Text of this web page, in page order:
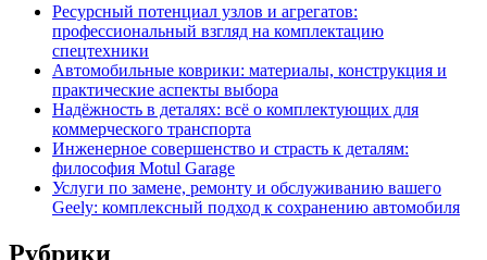
Ресурсный потенциал узлов и агрегатов:
профессиональный взгляд на комплектацию
спецтехники
Автомобильные коврики: материалы, конструкция и
практические аспекты выбора
Надёжность в деталях: всё о комплектующих для
коммерческого транспорта
Инженерное совершенство и страсть к деталям:
философия Motul Garage
Услуги по замене, ремонту и обслуживанию вашего
Geely: комплексный подход к сохранению автомобиля
Рубрики